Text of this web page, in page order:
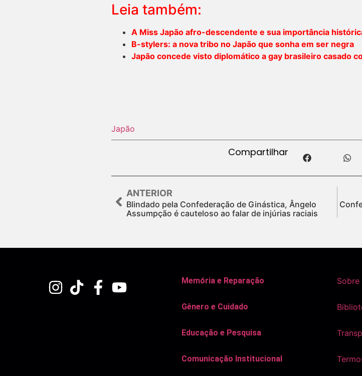
Leia também:
A Miss Japão afro-descendente e sua importância
B-stylers: a nova tribo no Japão que sonha em ser negra
Japão concede visto diplomático a gay brasileiro casado
Japão
Compartilhar
ANTERIOR
Blindado pela Confederação de Ginástica, Ângelo
Assumpção é cauteloso ao falar de injúrias raciais
Memória e Reparação
Gênero e Cuidado
Educação e Pesquisa
Comunicação Institucional
Sobre